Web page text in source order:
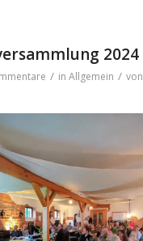
2024
/ in Allgemein / von